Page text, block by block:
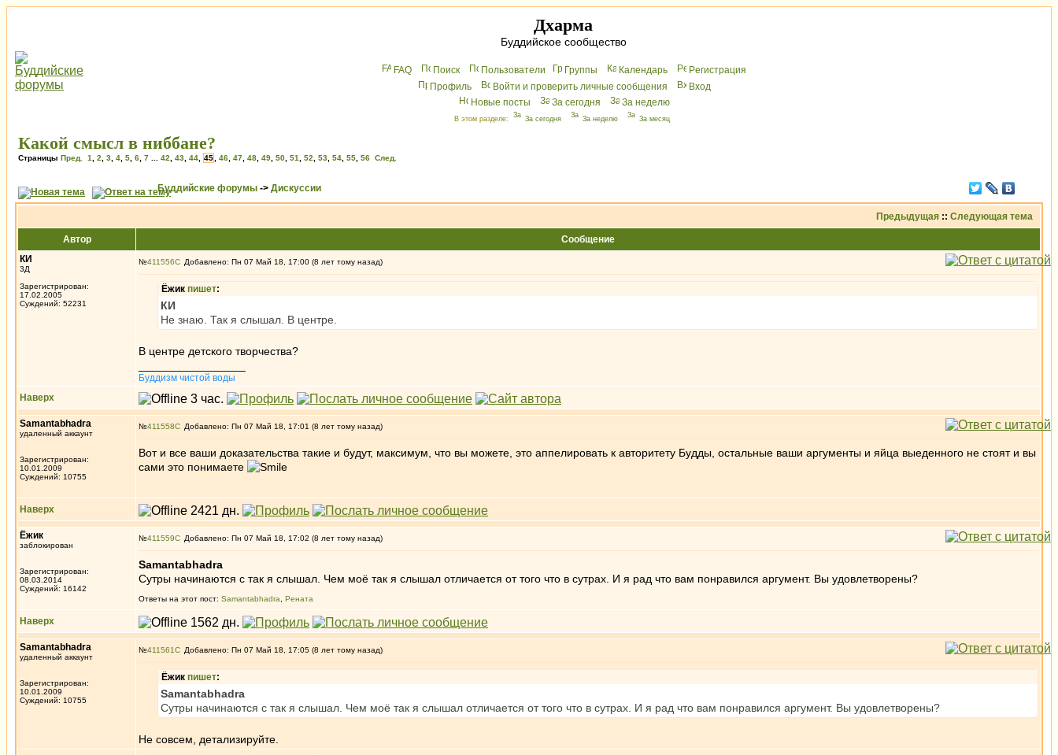
Дхарма
Буддийское сообщество
FAQ Поиск Пользователи Группы Календарь
Peгиcтрaция
Профиль
Войти и проверить личные сообщения
Вхoд
Новые посты
За сегодня За неделю
В этом разделе: За сегодня За неделю За месяц
Какой смысл в ниббане?
Страницы Пред. 1 2 3 4 5 6 7 42 43 44 45 46 47 48 49 50 51 52 53 54 55 56 След.
Буддийские форумы -> Дискуссии
Предыдущая :: Следующая тема
Автор
Сообщение
КИ
3Д
Зарегистрирован:
17.02.2005
Суждений: 52231
№411556 Добавлено: Пн 07 Май 18, 17:00 (8 лет тому назад)
Ёжик пишет:
КИ
Не знаю. Так я слышал. В центре.
В центре детского творчества?
Буддизм чистой воды
Наверх
Samantabhadra
удаленный аккаунт
Зарегистрирован:
10.01.2009
Суждений: 10755
№411558 Добавлено: Пн 07 Май 18, 17:01 (8 лет тому назад)
Вот и все ваши доказательства такие и будут, максимум, что вы можете, это аппелировать к авторитету Будды, остальные ваши аргументы и яйца выеденного не стоят и вы
сами это понимаете
Наверх
Ёжик
заблокирован
Зарегистрирован:
08.03.2014
Суждений: 16142
№411559 Добавлено: Пн 07 Май 18, 17:02 (8 лет тому назад)
Samantabhadra
Сутры начинаются с так я слышал. Чем моё так я слышал отличается от того что в сутрах. И я рад что вам понравился аргумент. Вы удовлетворены?
Ответы на этот пост: Samantabhadra Рената
Наверх
Samantabhadra
удаленный аккаунт
Зарегистрирован:
10.01.2009
Суждений: 10755
№411561 Добавлено: Пн 07 Май 18, 17:05 (8 лет тому назад)
Ёжик пишет:
Samantabhadra
Сутры начинаются с так я слышал. Чем моё так я слышал отличается от того что в сутрах. И я рад что вам понравился аргумент. Вы удовлетворены?
Не совсем, детализируйте.